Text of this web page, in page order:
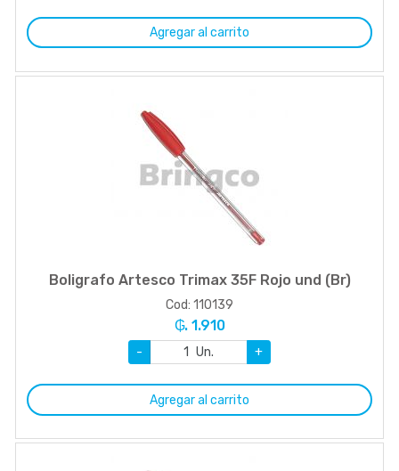
Agregar al carrito
Boligrafo Artesco Trimax 35F Rojo und (Br)
Cod: 110139
₲. 1.910
- Un. +
Agregar al carrito